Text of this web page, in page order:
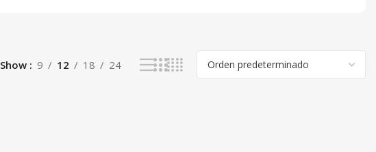
Show 9 12 18 24